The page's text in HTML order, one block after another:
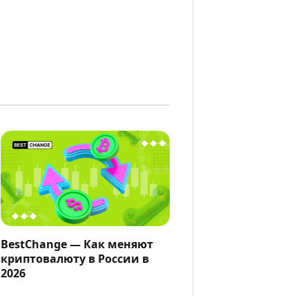
BestChange — Как меняют
криптовалюту в России в
2026